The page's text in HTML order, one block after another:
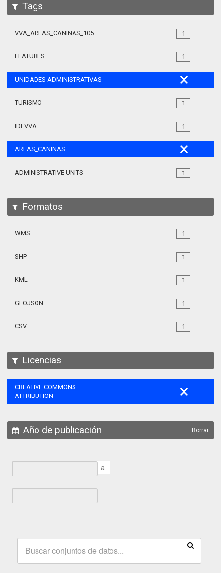
Tags
1
VVA_AREAS_CANINAS_105
1
FEATURES
UNIDADES ADMINISTRATIVAS
1
TURISMO
1
IDEVVA
AREAS_CANINAS
1
ADMINISTRATIVE UNITS
Formatos
1
WMS
1
SHP
1
KML
1
GEOJSON
1
CSV
Licencias
CREATIVE COMMONS
ATTRIBUTION
Año de publicación Borrar
a